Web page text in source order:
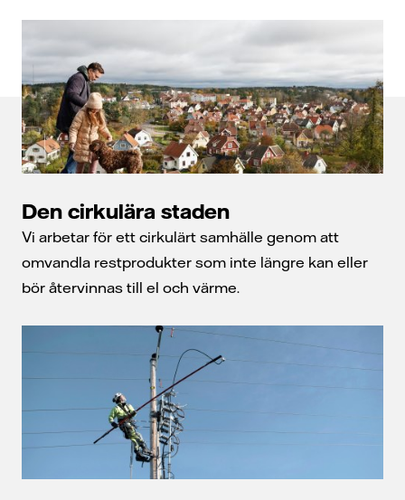
Den cirkulära staden
Vi arbetar för ett cirkulärt samhälle genom att
omvandla restprodukter som inte längre kan eller
bör återvinnas till el och värme.